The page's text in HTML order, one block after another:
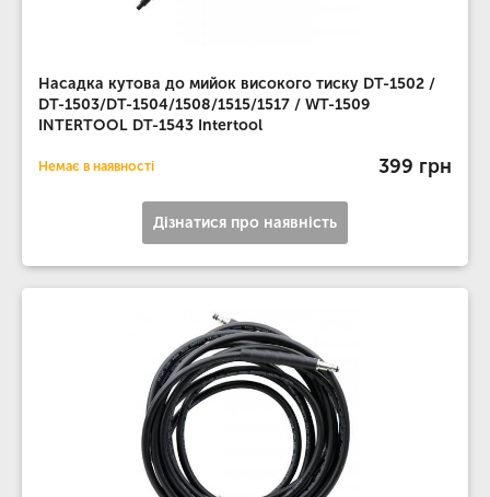
Насадка кутова до мийок високого тиску DT-1502 /
DT-1503/DT-1504/1508/1515/1517 / WT-1509
INTERTOOL DT-1543 Intertool
Немає в наявності 399 грн
Дізнатися про наявність